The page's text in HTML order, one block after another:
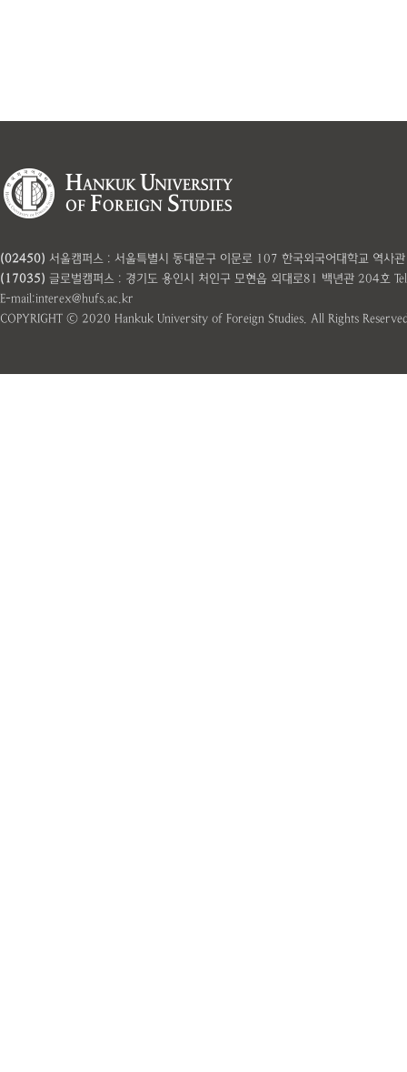
(02450) 서울캠퍼스 : 서울특별시 동대문구 이문로 107 한국외국어대학교
(17035) 글로벌캠퍼스 : 경기도 용인시 처인구 모현읍 외대로81 백년관 204
E-mail:interex@hufs.ac.kr
COPYRIGHT ⓒ 2020 Hankuk University of Foreign Studies. All Rights